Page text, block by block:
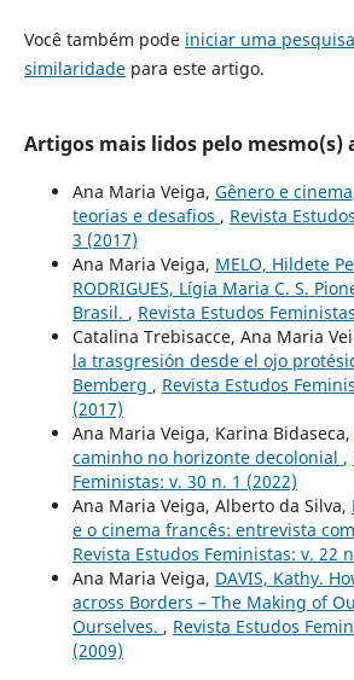
Você também pode iniciar uma
similaridadepara este artigo.
Artigos mais lidos pelo mesmo(s)
Ana Maria Veiga, Gênero e
teorias e desafios , Revista
3 (2017)
Ana Maria Veiga, MELO, Hildete
RODRIGUES, Lígia Maria C. S.
Brasil. , Revista Estudos
Catalina Trebisacce, Ana Maria
la trasgresión desde el ojo
Bemberg , Revista Estudos
(2017)
Ana Maria Veiga, Karina Bidaseca,
caminho no horizonte decolonial ,
Feministas: v. 30 n. 1 (2022)
Ana Maria Veiga, Alberto da Silva,
e o cinema francês: entrevista
Revista Estudos Feministas: v. 22
Ana Maria Veiga, DAVIS, Kathy.
across Borders – The Making of
Ourselves. , Revista Estudos
(2009)